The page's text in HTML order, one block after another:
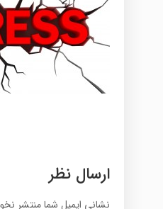
ارسال نظر
نشانی ایمیل شما منتشر